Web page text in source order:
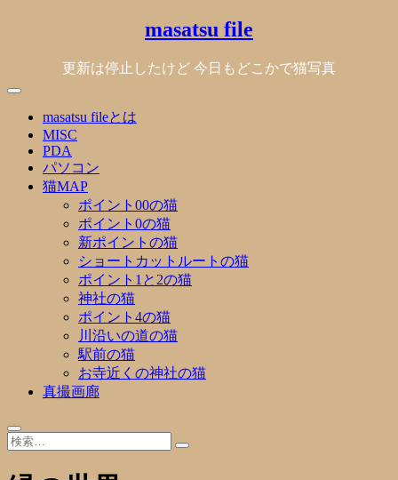
masatsu file
更新は停止したけど 今日もどこかで猫写真
masatsu fileとは
MISC
PDA
パソコン
猫MAP
ポイント00の猫
ポイント0の猫
新ポイントの猫
ショートカットルートの猫
ポイント1と2の猫
神社の猫
ポイント4の猫
川沿いの道の猫
駅前の猫
お寺近くの神社の猫
真撮画廊